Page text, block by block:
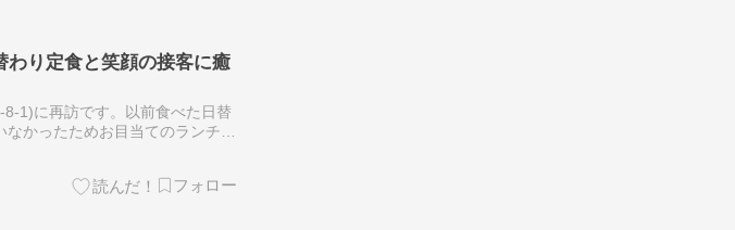
り定食と笑顔の接客に癒
8-1)に再訪です。以前食べた日替
かったためお目当てのランチは